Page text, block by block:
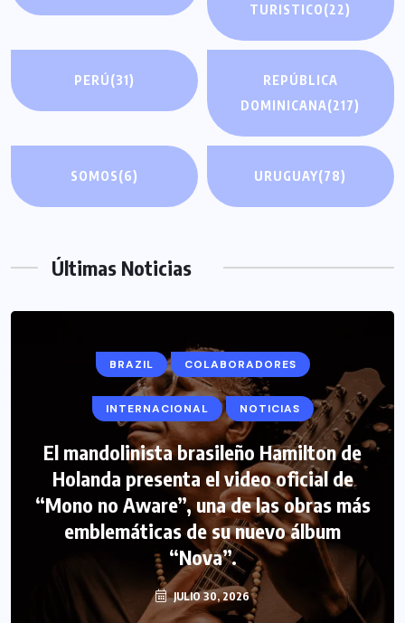
TURISTICO(22)
PERÚ(31)
REPÚBLICA
DOMINICANA(217)
SOMOS(6) URUGUAY(78)
Últimas Noticias
BRAZIL COLABORADORES
INTERNACIONAL NOTICIAS
El mandolinista brasileño Hamilton de
Holanda presenta el video oficial de
“Mono no Aware”, una de las obras más
emblemáticas de su nuevo álbum
“Nova”.
JULIO 30, 2026
COLABORADORES INTERNACIONAL
NOTICIAS PERIODISMO TURISTICO
FIPETUR se solidariza con Venezuela
JUNIO 29, 2026